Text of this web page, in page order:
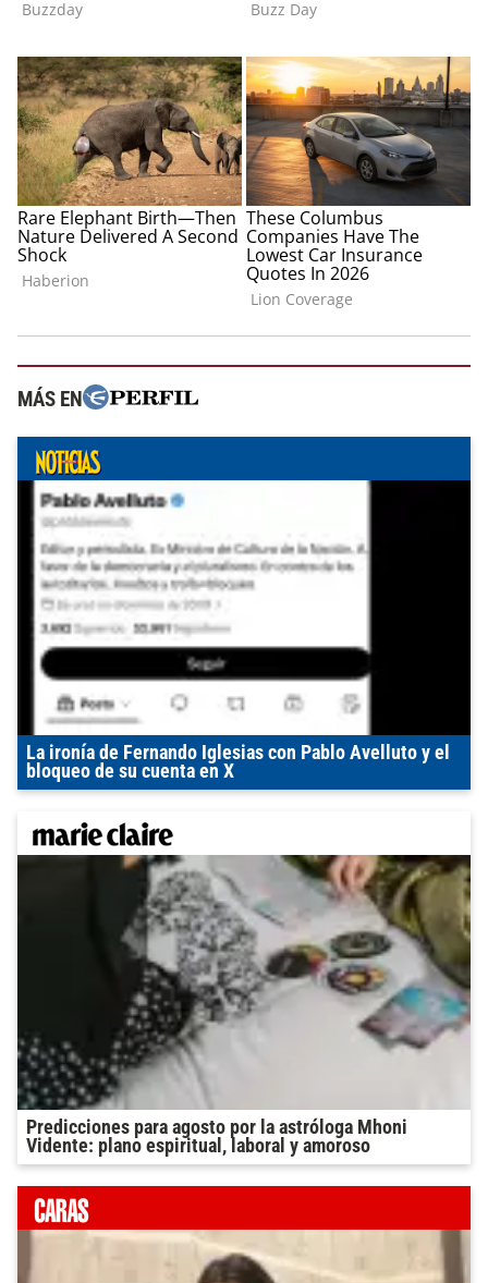
MÁS EN
La ironía de Fernando Iglesias con Pablo Avelluto y el
bloqueo de su cuenta en X
Predicciones para agosto por la astróloga Mhoni
Vidente: plano espiritual, laboral y amoroso